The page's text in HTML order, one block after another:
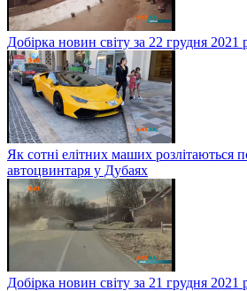
Добірка новин світу за 22 грудня 2021
Як сотні елітних маших розлітаються
автоцвинтаря у Дубаях
Добірка новин світу за 21 грудня 2021